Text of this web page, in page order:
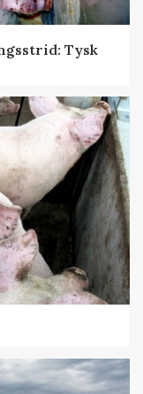
Tysk